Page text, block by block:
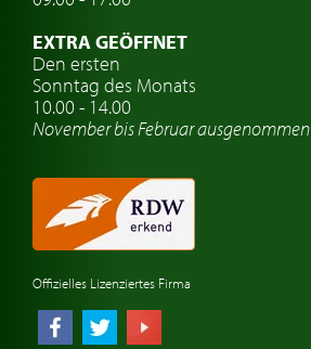
Oldtimer-Versicherung
Oldtimer-Clubs
Oldtimer-Reisen
Automarken uhren
EXTRA GEÖFFNET
Den ersten
Sonntag des Monats
10.00 - 14.00
November bis Februar ausgenommen
Offizielles Lizenziertes Firma